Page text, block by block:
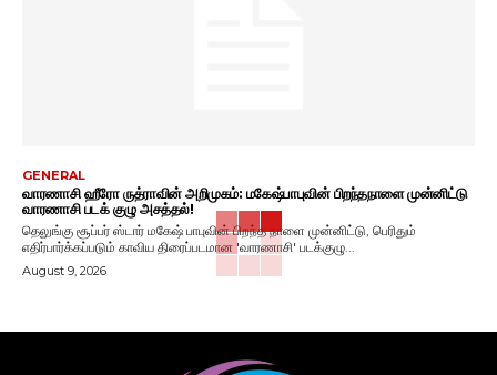
GENERAL
வாரணாசி ஹீரோ ருத்ராவின் அறிமுகம்: மகேஷ்பாபுவின் பிறந்தநாளை முன்னிட்டு
வாரணாசி படக் குழு அசத்தல்!
தெலுங்கு சூப்பர் ஸ்டார் மகேஷ் பாபுவின் பிறந்த நாளை முன்னிட்டு, பெரிதும்
எதிர்பார்க்கப்படும் காவிய திரைப்படமான 'வாரணாசி' படக்குழு...
August 9, 2026